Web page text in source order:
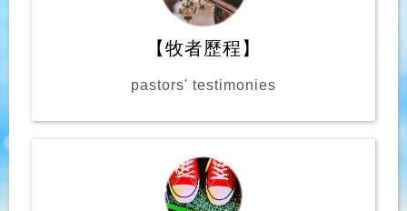
【牧者歷程】
pastors' testimonies